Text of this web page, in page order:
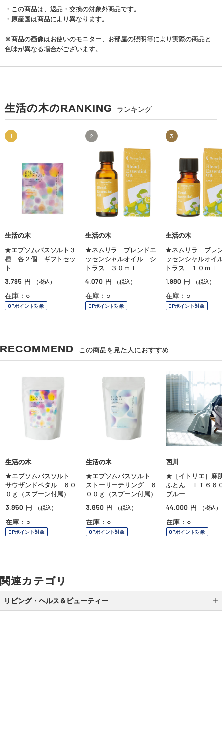
・この商品は、返品・交換の対象外商品です。
・原産国は商品により異なります。
※商品の画像はお使いのモニター、お部屋の照明等により実際の商品と
色味が異なる場合がございます。
生活の木のRANKING ランキング
1
生活の木
★エプソムバスソルト３
種 各２個 ギフトセッ
ト
3,795 円 （税込）
在庫：○
OPポイント対象
2
生活の木
★ネムリラ ブレンドエ
ッセンシャルオイル シ
トラス ３０ｍｌ
4,070 円 （税込）
在庫：○
OPポイント対象
3
生活の木
★ネムリラ ブレ
ッセンシャルオ
トラス １０ｍｌ
1,980 円 （税込）
在庫：○
OPポイント対象
RECOMMEND この商品を見た人におすすめ
生活の木
★エプソムバスソルト
サウザンドペタル ６０
０ｇ（スプーン付属）
3,850 円 （税込）
在庫：○
OPポイント対象
生活の木
★エプソムバスソルト
ストーリーテリング ６
００ｇ（スプーン付属）
3,850 円 （税込）
在庫：○
OPポイント対象
西川
★［イトリエ］麻
ふとん ＩＴ６
ブルー
44,000 円 （税込）
在庫：○
OPポイント対象
関連カテゴリ
リビング・ヘルス＆ビューティー